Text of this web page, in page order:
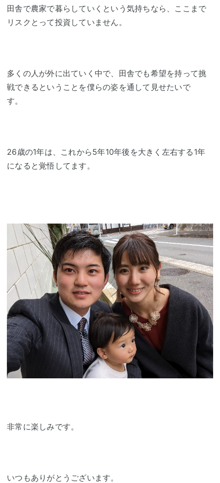
田舎で農家で暮らしていくという気持ちなら、ここまで
リスクとって投資していません。
多くの人が外に出ていく中で、田舎でも希望を持って挑
戦できるということを僕らの姿を通して見せたいで
す。
26歳の1年は、これから5年10年後を大きく左右する1年
になると覚悟してます。
非常に楽しみです。
いつもありがとうございます。